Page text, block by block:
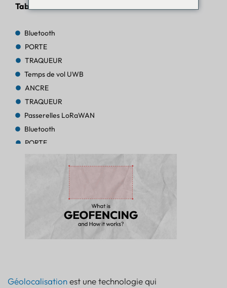
Table des matières
Bluetooth
PORTE
TRAQUEUR
Temps de vol UWB
ANCRE
TRAQUEUR
Passerelles LoRaWAN
Bluetooth
PORTE
Bluetooth AoA
Bluetooth
BALISE
Géolocalisationest une technologie qui